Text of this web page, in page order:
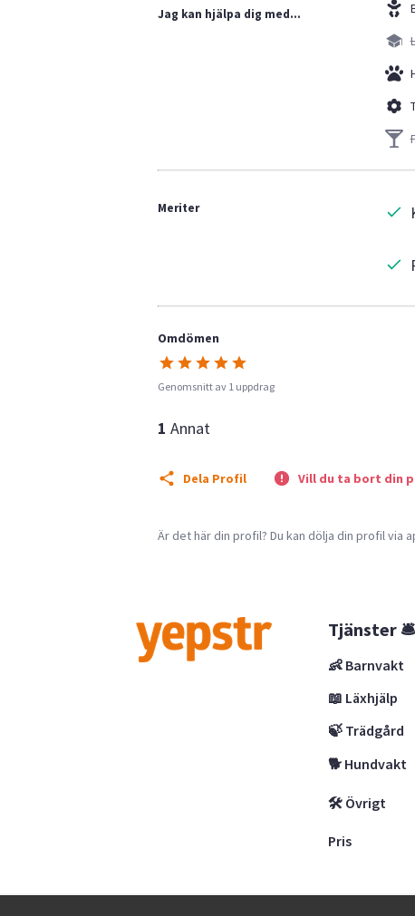
Jag kan hjälpa dig med...
Meriter
Omdömen
Genomsnitt av 1 uppdrag
1 Annat
Dela Profil Vill du ta bort din
Är det här din profil? Du kan dölja din profil via
Tjänster 🛎
👶 Barnvakt
📖 Läxhjälp
🍃 Trädgård
🐕 Hundvakt
🛠 Övrigt
Pris